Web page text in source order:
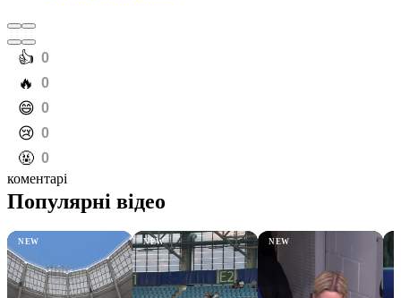
️👍 0
️🔥 0
️😄 0
️😢 0
️🤬 0
коментарі